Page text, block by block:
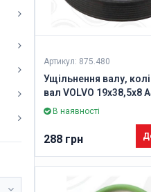
Артикул: 875.480
Ущільнення валу,
вал VOLVO 19x38,5x8
PTFE (вир-во Elring)
В наявності
288 грн